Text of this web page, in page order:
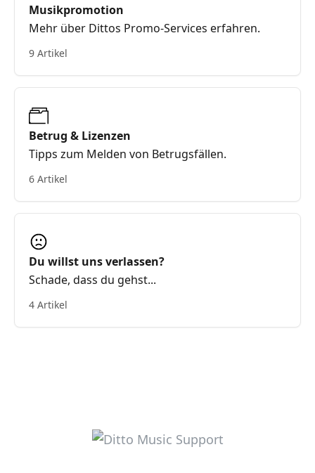
Musikpromotion
Mehr über Dittos Promo-Services erfahren.
9 Artikel
Betrug & Lizenzen
Tipps zum Melden von Betrugsfällen.
6 Artikel
Du willst uns verlassen?
Schade, dass du gehst...
4 Artikel